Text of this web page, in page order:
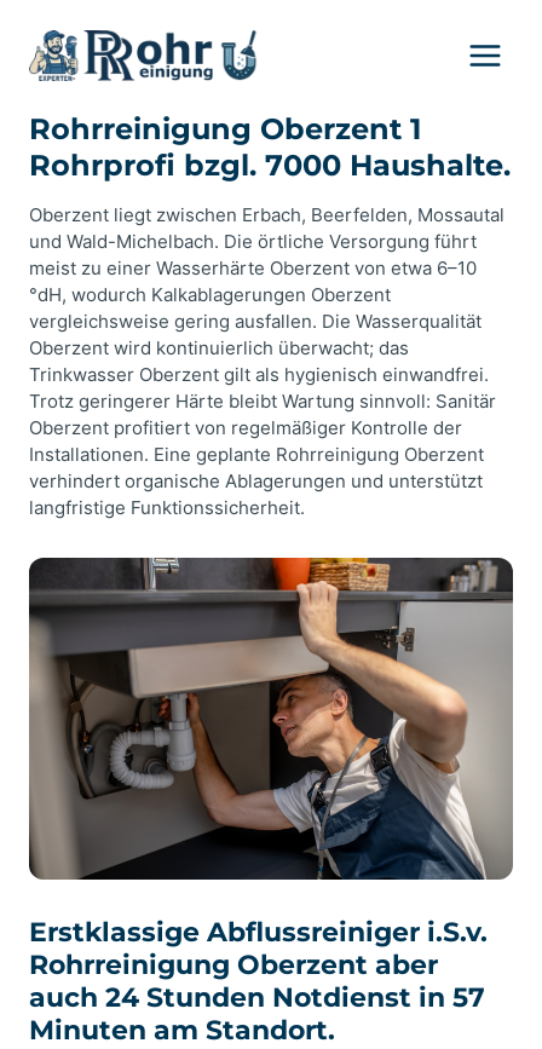
Inhalt
springen
Rohrreinigung Oberzent 1
Rohrprofi bzgl. 7000 Haushalte.
Oberzent liegt zwischen Erbach, Beerfelden, Mossautal
und Wald-Michelbach. Die örtliche Versorgung führt
meist zu einer Wasserhärte Oberzent von etwa 6–10
°dH, wodurch Kalkablagerungen Oberzent
vergleichsweise gering ausfallen. Die Wasserqualität
Oberzent wird kontinuierlich überwacht; das
Trinkwasser Oberzent gilt als hygienisch einwandfrei.
Trotz geringerer Härte bleibt Wartung sinnvoll: Sanitär
Oberzent profitiert von regelmäßiger Kontrolle der
Installationen. Eine geplante Rohrreinigung Oberzent
verhindert organische Ablagerungen und unterstützt
langfristige Funktionssicherheit.
Erstklassige Abflussreiniger i.S.v.
Rohrreinigung Oberzent aber
auch 24 Stunden Notdienst in 57
Minuten am Standort.